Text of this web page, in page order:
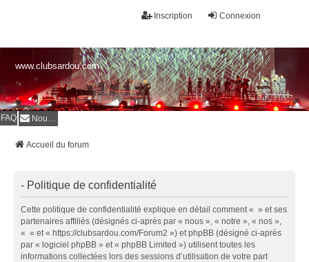
Connexion
Inscription
www.clubsardou.com
FAQ Nous contacter
Accueil du forum
- Politique de confidentialité
Cette politique de confidentialité explique en détail comment « » et ses
partenaires affiliés (désignés ci-après par « nous », « notre », « nos »,
« » et « https://clubsardou.com/Forum2 ») et phpBB (désigné ci-après
par « logiciel phpBB » et « phpBB Limited ») utilisent toutes les
informations collectées lors des sessions d’utilisation de votre part